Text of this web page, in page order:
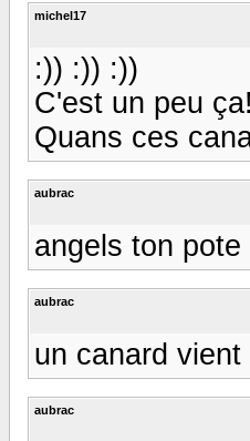
michel17
:)) :)) :))
C'est un peu
Quans ces
aubrac
angels ton
aubrac
un canard
aubrac